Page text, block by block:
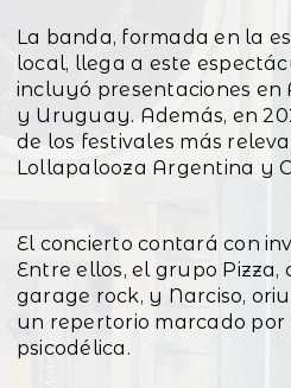
La banda, formada en la
local, llega a este
incluyó presentaciones
y Uruguay. Además, en
de los festivales más
Lollapalooza Argentina y
El concierto contará con
Entre ellos, el grupo
garage rock, y Narciso,
un repertorio marcado
psicodélica.